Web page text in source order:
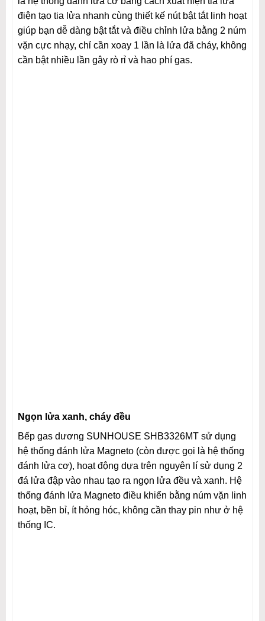
điện tạo tia lửa nhanh cùng thiết kế nút bật tắt linh hoạt
giúp bạn dễ dàng bật tắt và điều chỉnh lửa bằng 2 núm
vặn cực nhạy, chỉ cần xoay 1 lần là lửa đã cháy, không
cần bật nhiều lần gây rò rỉ và hao phí gas.
Ngọn lửa xanh, cháy đều
Bếp gas dương SUNHOUSE SHB3326MT sử dụng
hệ thống đánh lửa Magneto (còn được gọi là hệ thống
đánh lửa cơ), hoạt động dựa trên nguyên lí sử dụng 2
đá lửa đập vào nhau tạo ra ngọn lửa đều và xanh. Hệ
thống đánh lửa Magneto điều khiển bằng núm vặn linh
hoạt, bền bỉ, ít hỏng hóc, không cần thay pin như ở hệ
thống IC.